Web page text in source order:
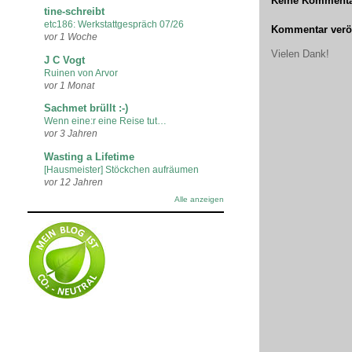
Kommentar
Vielen Dank!
tine-schreibt
etc186: Werkstattgespräch 07/26
vor 1 Woche
J C Vogt
Ruinen von Arvor
vor 1 Monat
Sachmet brüllt :-)
Wenn eine:r eine Reise tut…
vor 3 Jahren
Wasting a Lifetime
[Hausmeister] Stöckchen aufräumen
vor 12 Jahren
Alle anzeigen